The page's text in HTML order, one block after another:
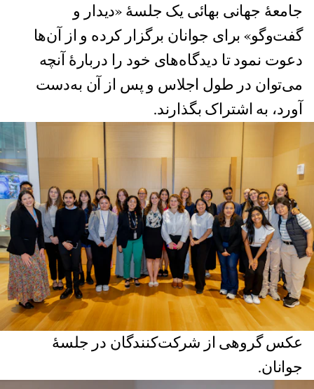
جامعهٔ جهانی بهائی یک جلسهٔ «دیدار و
گفت‌وگو» برای جوانان برگزار کرده و از آن‌‌ها
دعوت نمود تا دیدگاه‌های خود را دربارهٔ آنچه
می‌توان در طول اجلاس و پس از آن به‌دست
آورد، به اشتراک بگذارند.
عکس گروهی از شرکت‌کنندگان در جلسهٔ
جوانان.